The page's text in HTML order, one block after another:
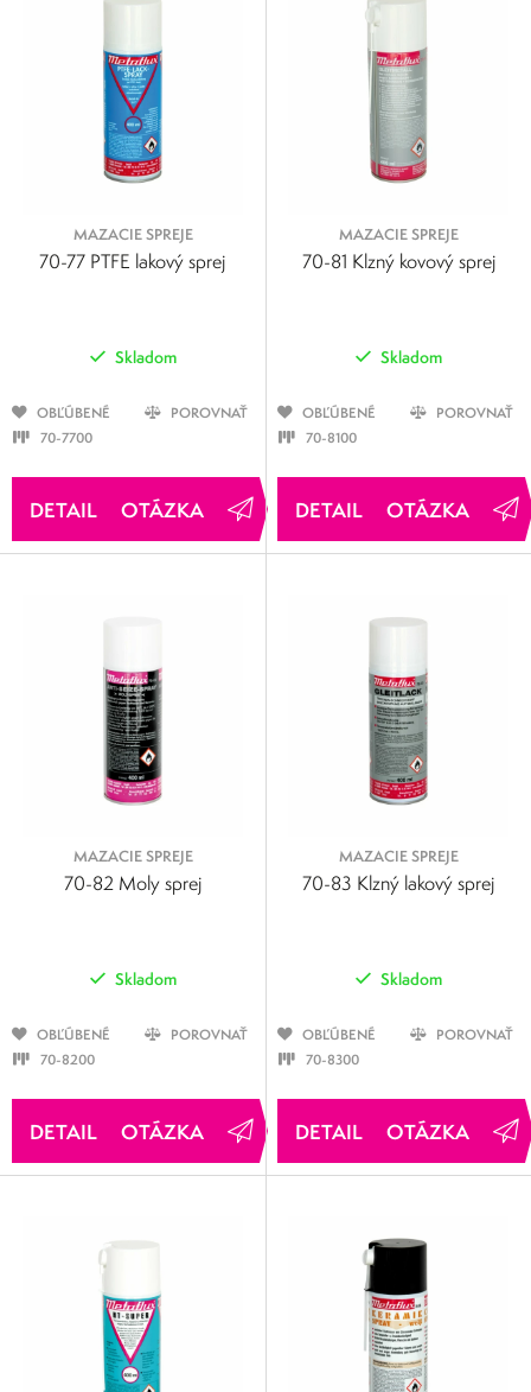
MAZACIE SPREJE
70-77 PTFE lakový sprej
Skladom
OBĽÚBENÉ
POROVNAŤ
70-7700
OTÁZKA
MAZACIE SPREJE
70-81 Klzný kovový sprej
Skladom
OBĽÚBENÉ
POROVNAŤ
70-8100
OTÁZKA
MAZACIE SPREJE
70-82 Moly sprej
Skladom
OBĽÚBENÉ
POROVNAŤ
70-8200
OTÁZKA
MAZACIE SPREJE
70-83 Klzný lakový sprej
Skladom
OBĽÚBENÉ
POROVNAŤ
70-8300
OTÁZKA